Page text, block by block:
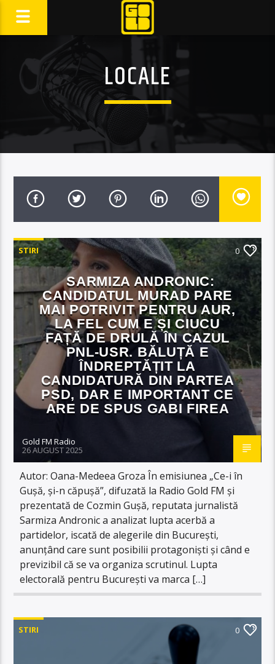
LOCALE
STIRI 0
SARMIZA ANDRONIC:
CANDIDATUL MURAD PARE
MAI POTRIVIT PENTRU AUR,
LA FEL CUM E ȘI CIUCU
FAȚĂ DE DRULĂ ÎN CAZUL
PNL-USR. BĂLUȚĂ E
ÎNDREPTĂȚIT LA
CANDIDATURĂ DIN PARTEA
PSD, DAR E IMPORTANT CE
ARE DE SPUS GABI FIREA
Gold FM Radio
26 AUGUST 2025
Autor: Oana-Medeea Groza În emisiunea „Ce-i în
Gușă, și-n căpușă”, difuzată la Radio Gold FM și
prezentată de Cozmin Gușă, reputata jurnalistă
Sarmiza Andronic a analizat lupta acerbă a
partidelor, iscată de alegerile din București,
anunțând care sunt posibilii protagoniști și când e
previzibil că se va organiza scrutinul. Lupta
electorală pentru București va marca […]
STIRI 0